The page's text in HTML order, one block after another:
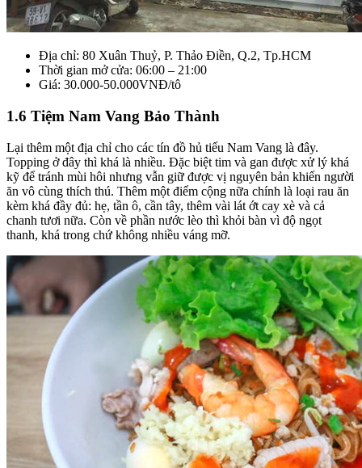
Địa chỉ: 80 Xuân Thuỷ, P. Thảo Điền, Q.2, Tp.HCM
Thời gian mở cửa: 06:00 – 21:00
Giá: 30.000-50.000VNĐ/tô
1.6 Tiệm Nam Vang Bảo Thành
Lại thêm một địa chỉ cho các tín đồ hủ tiếu Nam Vang là đây.
Topping ở đây thì khá là nhiều. Đặc biệt tim và gan được xử lý khá
kỹ để tránh mùi hôi nhưng vẫn giữ được vị nguyên bản khiến người
ăn vô cùng thích thú. Thêm một điểm cộng nữa chính là loại rau ăn
kèm khá đầy đủ: hẹ, tần ô, cần tây, thêm vài lát ớt cay xè và cả
chanh tươi nữa. Còn về phần nước lèo thì khỏi bàn vì độ ngọt
thanh, khá trong chứ không nhiều váng mỡ.